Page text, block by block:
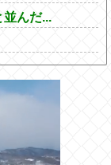
並んだ...